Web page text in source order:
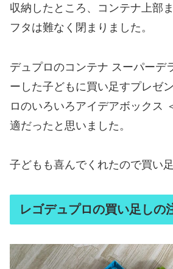
収納したところ、コンテナ上部
フタは難なく閉まりました。
デュプロのコンテナ スーパーデ
ーした子どもに買い足すプレゼ
ロのいろいろアイデアボックス
適だったと思いました。
子どもも喜んでくれたので買い
レゴデュプロの買い足しの